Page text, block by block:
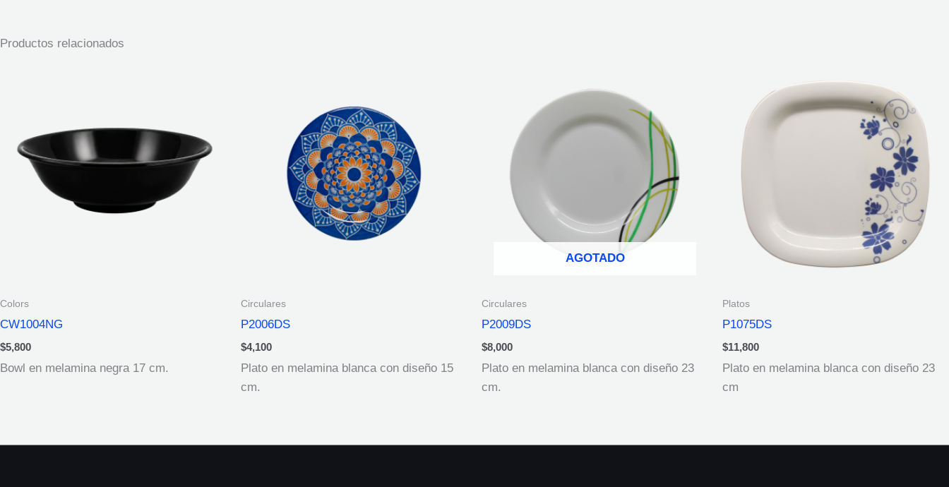
Productos relacionados
Colors
CW1004NG
$5,800
Bowl en melamina negra 17 cm.
Circulares
P2006DS
$4,100
Plato en melamina blanca con diseño 15
cm.
AGOTADO
Circulares
P2009DS
$8,000
Plato en melamina blanca con diseño 23
cm.
Platos
P1075DS
$11,800
Plato en melamina blanca con diseño 23
cm